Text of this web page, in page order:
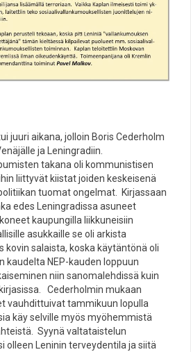
juuri aikana, jolloin Boris Cederholm
ja Leningradiin.
takana oli kommunistisen
liittyvät kiistat joiden keskeisenä
tuomat ongelmat. Kirjassaan
edes Leningradissa asuneet
kaupungilla liikkuneisiin
asukkaille se oli arkista
kovin salaista, koska käytäntönä oli
kaudelta NEP-kauden loppuun
niin sanomalehdissä kuin
Cederholmin mukaan
vauhdittuivat tammikuun lopulla
käy selville myös myöhemmistä
Syynä valtataistelun
olleen Leninin terveydentila ja siitä